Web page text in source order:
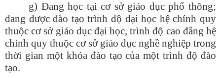
g) Đang học tại cơ sở giáo dục phổ thông;
đang được đào tạo trình độ đại học hệ chính quy
thuộc cơ sở giáo dục đại học, trình độ cao đẳng hệ
chính quy thuộc cơ sở giáo dục nghề nghiệp trong
thời gian một khóa đào tạo của một trình độ đào
tạo.